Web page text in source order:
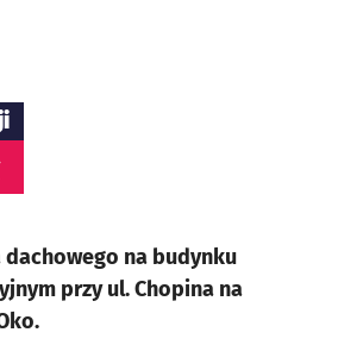
na budynku
przy ul. Chopina na